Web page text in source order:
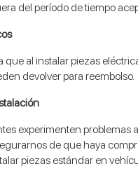
del período de tiempo
que al instalar piezas
devolver para reembolso.
experimenten problemas
de que haya
piezas estándar en